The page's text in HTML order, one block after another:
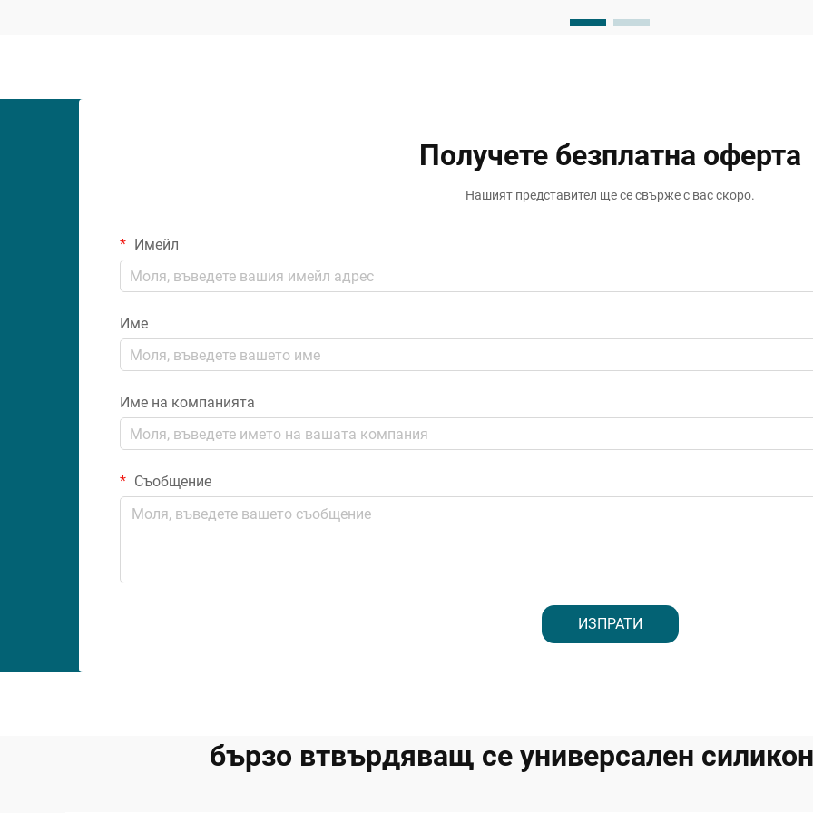
Професионалните строители и
Получете безплатна оферта
Нашият представител ще се свърже с вас скоро.
Имейл
Име
Име на компанията
Съобщение
ИЗПРАТИ
бързо втвърдяващ се универсален